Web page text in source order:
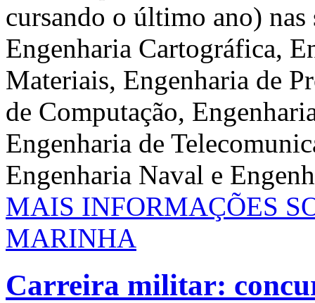
cursando o último ano) nas
Engenharia Cartográfica,
Materiais, Engenharia de
de Computação,
Engenharia de
Engenharia Naval e
MAIS INFORMAÇÕES
MARINHA
Carreira militar: